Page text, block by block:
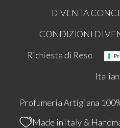
DIVENTA
CONDIZIONI DI
Richiesta di Reso
Profumeria Artigiana
Made in Italy &